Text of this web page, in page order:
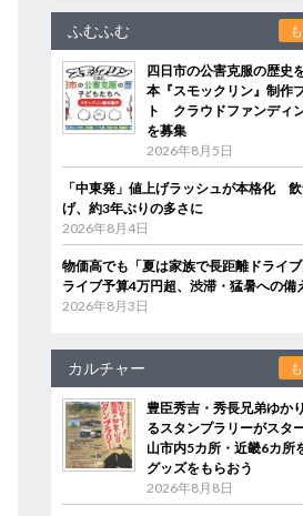
ふむふむ
四日市の公害克服の歴史
本『スモックリン』制作
ト クラウドファンディ
を募集
2026年8月5日
「中東発」値上げラッシュが本格化
げ、約3年ぶりの多さに
2026年8月4日
物価高でも「夏は家族で長距離ドライ
ライブ予算4万円超、渋滞・猛暑への備
2026年8月3日
カルチャー
豊臣秀吉・秀長兄弟ゆか
るスタンプラリーがス
山市内5カ所・近畿6カ所
グッズをもらおう
2026年8月8日